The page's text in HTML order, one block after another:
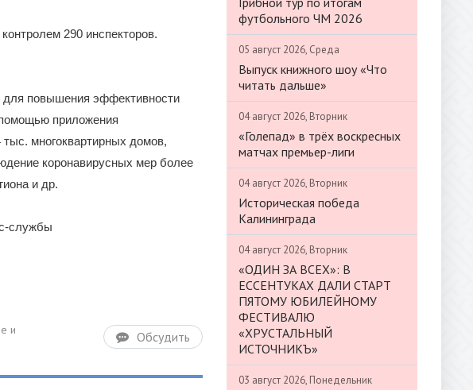
290 инспекторов.
повышения эффективности
помощью приложения
многоквартирных домов,
коронавирусных мер более
и др.
службы
Обсудить
футбольного ЧМ 2026
05 август 2026, Среда
Выпуск книжного шоу «Что
читать дальше»
04 август 2026, Вторник
«Голепад» в трёх воскресных
матчах премьер-лиги
04 август 2026, Вторник
Историческая победа
Калининграда
04 август 2026, Вторник
«ОДИН ЗА ВСЕХ»: В
ЕССЕНТУКАХ ДАЛИ СТАРТ
ПЯТОМУ ЮБИЛЕЙНОМУ
ФЕСТИВАЛЮ
«ХРУСТАЛЬНЫЙ
ИСТОЧНИКЪ»
03 август 2026, Понедельник